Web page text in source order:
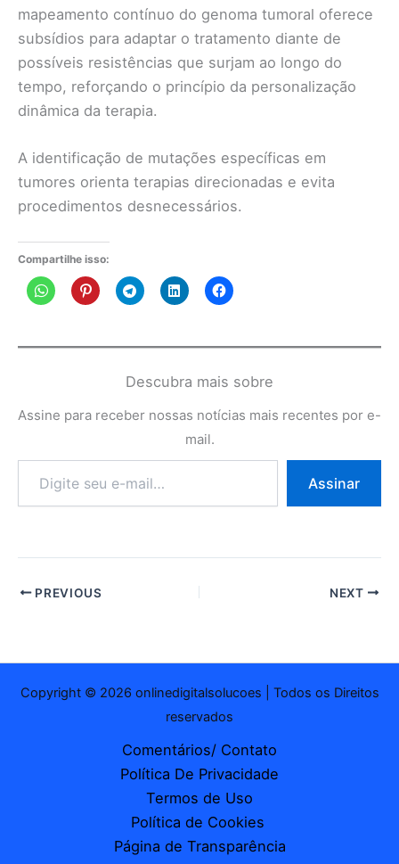
mapeamento contínuo do genoma tumoral oferece
subsídios para adaptar o tratamento diante de
possíveis resistências que surjam ao longo do
tempo, reforçando o princípio da personalização
dinâmica da terapia.
A identificação de mutações específicas em
tumores orienta terapias direcionadas e evita
procedimentos desnecessários.
Compartilhe isso:
Descubra mais sobre
Assine para receber nossas notícias mais recentes por e-
mail.
e-
Assinar
PREVIOUS NEXT
Copyright © 2026 onlinedigitalsolucoes | Todos os Direitos
reservados
Comentários/ Contato
Política De Privacidade
Termos de Uso
Política de Cookies
Página de Transparência